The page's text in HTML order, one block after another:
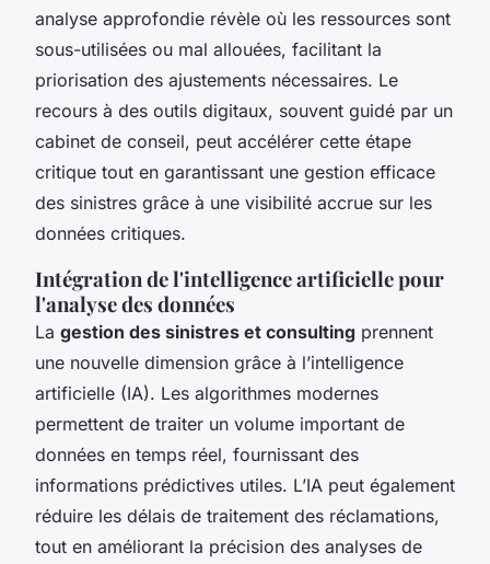
analyse approfondie révèle où les ressources sont
sous-utilisées ou mal allouées, facilitant la
priorisation des ajustements nécessaires. Le
recours à des outils digitaux, souvent guidé par un
cabinet de conseil, peut accélérer cette étape
critique tout en garantissant une gestion efficace
des sinistres grâce à une visibilité accrue sur les
données critiques.
Intégration de l'intelligence artificielle pour
l'analyse des données
La gestion des sinistres et consulting prennent
une nouvelle dimension grâce à l’intelligence
artificielle (IA). Les algorithmes modernes
permettent de traiter un volume important de
données en temps réel, fournissant des
informations prédictives utiles. L’IA peut également
réduire les délais de traitement des réclamations,
tout en améliorant la précision des analyses de